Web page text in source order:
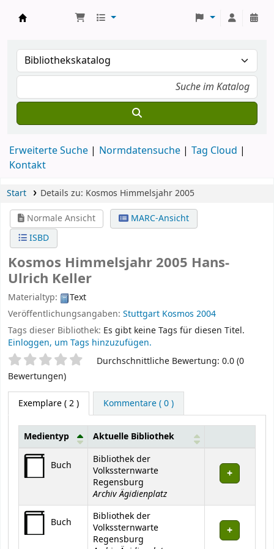
Erweiterte Suche Normdatensuche
Tag Cloud
Kontakt
Start Details zu: Kosmos Himmelsjahr 2005
Normale Ansicht
MARC-Ansicht
ISBD
Kosmos Himmelsjahr 2005 Hans-
Ulrich Keller
Materialtyp:
Text
Veröffentlichungsangaben: Stuttgart Kosmos 2004
Tags dieser Bibliothek: Es gibt keine Tags für diesen Titel.
Einloggen, um Tags hinzuzufügen.
SternchenbewertungDurchschnittliche Bewertung: 0.0 (0
Bewertungen)
Exemplare( 2 ) Kommentare ( 0 )
Exemplare
Medientyp Aktuelle Bibliothek
Buch
Bibliothek der
Volkssternwarte
Regensburg
Archiv Ägidienplatz
Buch
Bibliothek der
Volkssternwarte
Regensburg